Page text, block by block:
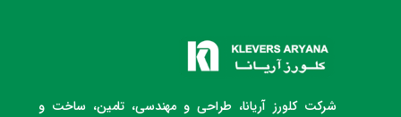
شرکت کلورز آریانا، طراحی و مهندسی، تامین، ساخت و